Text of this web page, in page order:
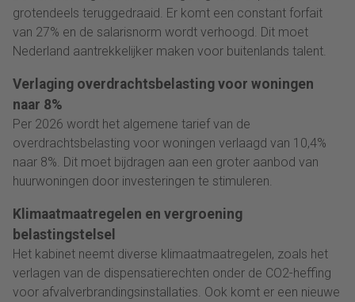
grotendeels teruggedraaid. Er komt een constant forfait
van 27% en de salarisnorm wordt verhoogd. Dit moet
Nederland aantrekkelijker maken voor buitenlands talent.
Verlaging overdrachtsbelasting voor woningen
naar 8%
Per 2026 wordt het algemene tarief van de
overdrachtsbelasting voor woningen verlaagd van 10,4%
naar 8%. Dit moet bijdragen aan een groter aanbod van
huurwoningen door investeringen te stimuleren.
Klimaatmaatregelen en vergroening
belastingstelsel
Het kabinet neemt diverse klimaatmaatregelen, zoals het
verlagen van de dispensatierechten onder de CO2-heffing
voor afvalverbrandingsinstallaties. Ook komt er een nieuwe